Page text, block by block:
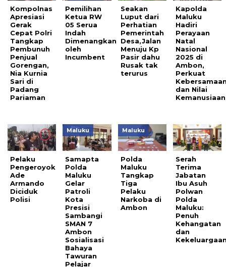
Kompolnas
Apresiasi
Gerak
Cepat Polri
Tangkap
Pembunuh
Penjual
Gorengan,
Nia Kurnia
Sari di
Padang
Pariaman
Pemilihan
Ketua RW
05 Serua
Indah
Dimenangkan
oleh
Incumbent
Seakan
Luput dari
Perhatian
Pemerintah
Desa,Jalan
Menuju Kp
Pasir dahu
Rusak tak
terurus
Kapolda
Maluku
Hadiri
Perayaan
Natal
Nasional
2025 di
Ambon,
Perkuat
dan Nilai
Kemanusiaan
Pelaku
Pengeroyok
Ade
Armando
Diciduk
Polisi
Maluku
Samapta
Polda
Maluku
Gelar
Patroli
Kota
Presisi
Sambangi
SMAN 7
Ambon
Sosialisasi
Bahaya
Tawuran
Pelajar
Maluku
Polda
Maluku
Tangkap
Tiga
Pelaku
Narkoba di
Ambon
Serah
Terima
Jabatan
Ibu Asuh
Polwan
Polda
Maluku:
Penuh
Kehangatan
dan